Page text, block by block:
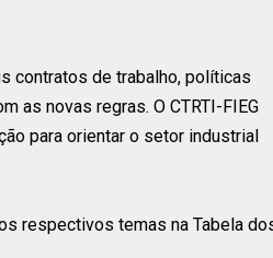
contratos de trabalho, políticas
as novas regras. O CTRTI-FIEG
para orientar o setor industrial
respectivos temas na Tabela